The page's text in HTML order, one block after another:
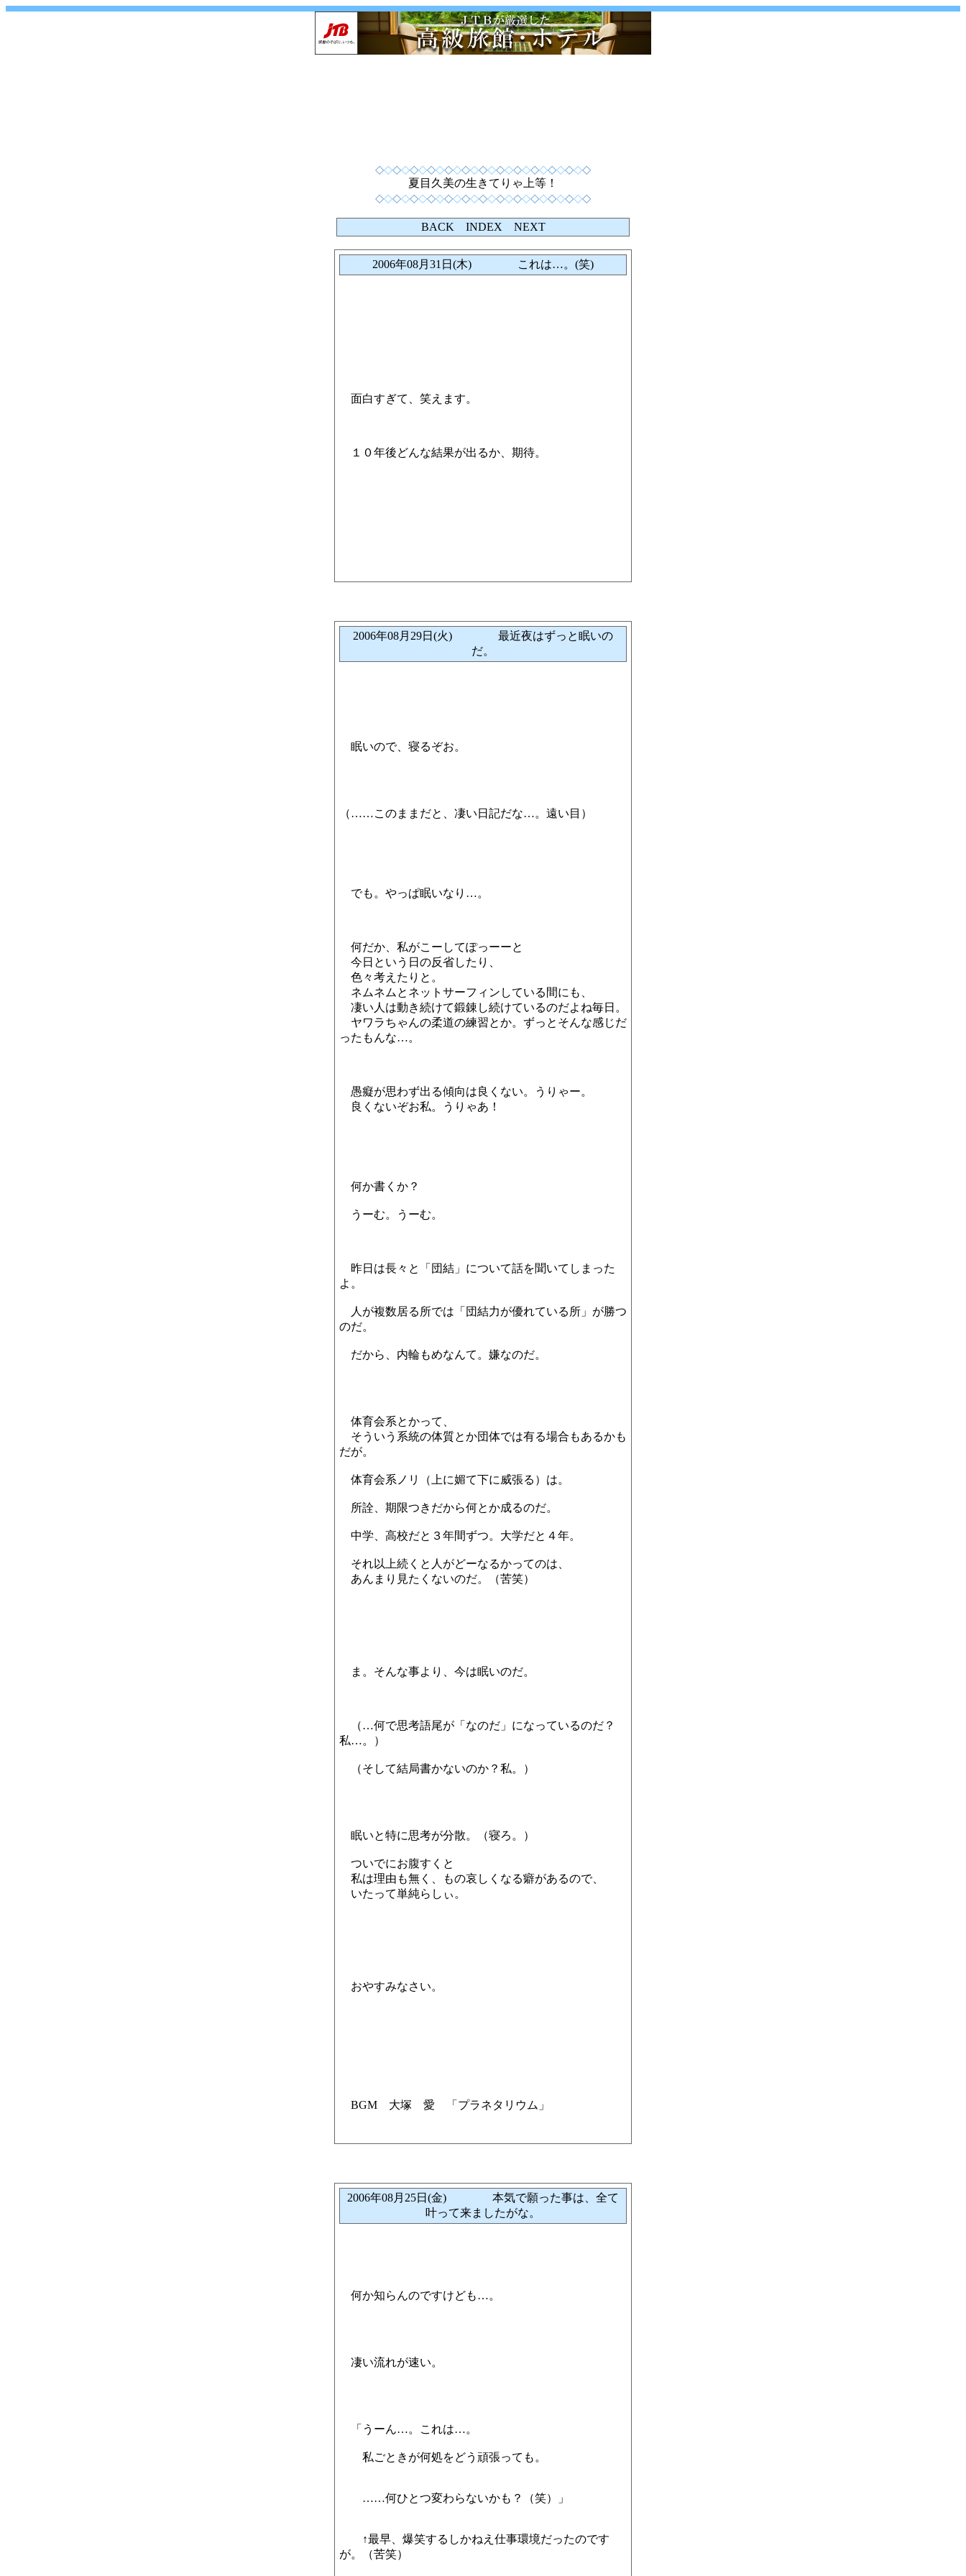
◇◇◇◇◇◇◇◇◇◇◇◇◇◇◇◇◇◇◇◇◇◇◇◇◇
夏目久美の生きてりゃ上等！
◇◇◇◇◇◇◇◇◇◇◇◇◇◇◇◇◇◇◇◇◇◇◇◇◇
BACK INDEX NEXT
2006年08月31日(木) これは…。(笑)
面白すぎて、笑えます。
１０年後どんな結果が出るか、期待。
2006年08月29日(火) 最近夜はずっと眠いの
だ。
眠いので、寝るぞお。
（……このままだと、凄い日記だな…。遠い目）
でも。やっぱ眠いなり…。
何だか、私がこーしてぽっーーと
今日という日の反省したり、
色々考えたりと。
ネムネムとネットサーフィンしている間にも、
凄い人は動き続けて鍛錬し続けているのだよね毎日。
ヤワラちゃんの柔道の練習とか。ずっとそんな感じだ
ったもんな…。
愚癡が思わず出る傾向は良くない。うりゃー。
良くないぞお私。うりゃあ！
何か書くか？
うーむ。うーむ。
昨日は長々と「団結」について話を聞いてしまった
よ。
人が複数居る所では「団結力が優れている所」が勝つ
のだ。
だから、内輪もめなんて。嫌なのだ。
体育会系とかって、
そういう系統の体質とか団体では有る場合もあるかも
だが。
体育会系ノリ（上に媚て下に威張る）は。
所詮、期限つきだから何とか成るのだ。
中学、高校だと３年間ずつ。大学だと４年。
それ以上続くと人がどーなるかってのは、
あんまり見たくないのだ。（苦笑）
ま。そんな事より、今は眠いのだ。
（…何で思考語尾が「なのだ」になっているのだ？
私…。）
（そして結局書かないのか？私。）
眠いと特に思考が分散。（寝ろ。）
ついでにお腹すくと
私は理由も無く、もの哀しくなる癖があるので、
いたって単純らしぃ。
おやすみなさい。
BGM 大塚 愛 「プラネタリウム」
2006年08月25日(金) 本気で願った事は、全て
叶って来ましたがな。
何か知らんのですけども…。
凄い流れが速い。
「うーん…。これは…。
私ごときが何処をどう頑張っても。
……何ひとつ変わらないかも？（笑）」
↑最早、爆笑するしかねえ仕事環境だったのです
が。（苦笑）